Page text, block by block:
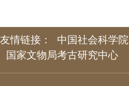
友情链接： 中国社会科学院
国家文物局考古研究中心